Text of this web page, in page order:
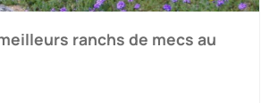
ranchs de mecs au